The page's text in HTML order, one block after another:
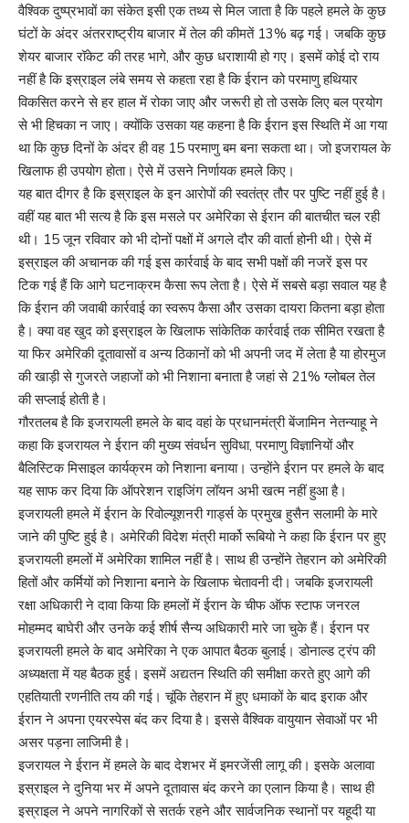
वैश्विक दुष्प्रभावों का संकेत इसी एक तथ्य से मिल जाता है कि पहले हमले के कुछ
घंटों के अंदर अंतरराष्ट्रीय बाजार में तेल की कीमतें 13% बढ़ गई। जबकि कुछ
शेयर बाजार रॉकेट की तरह भागे, और कुछ धराशायी हो गए। इसमें कोई दो राय
नहीं है कि इस्राइल लंबे समय से कहता रहा है कि ईरान को परमाणु हथियार
विकसित करने से हर हाल में रोका जाए और जरूरी हो तो उसके लिए बल प्रयोग
से भी हिचका न जाए। क्योंकि उसका यह कहना है कि ईरान इस स्थिति में आ गया
था कि कुछ दिनों के अंदर ही वह 15 परमाणु बम बना सकता था। जो इजरायल के
खिलाफ ही उपयोग होता। ऐसे में उसने निर्णायक हमले किए।
यह बात दीगर है कि इस्राइल के इन आरोपों की स्वतंत्र तौर पर पुष्टि नहीं हुई है।
वहीं यह बात भी सत्य है कि इस मसले पर अमेरिका से ईरान की बातचीत चल रही
थी। 15 जून रविवार को भी दोनों पक्षों में अगले दौर की वार्ता होनी थी। ऐसे में
इस्राइल की अचानक की गई इस कार्रवाई के बाद सभी पक्षों की नजरें इस पर
टिक गई हैं कि आगे घटनाक्रम कैसा रूप लेता है। ऐसे में सबसे बड़ा सवाल यह है
कि ईरान की जवाबी कार्रवाई का स्वरूप कैसा और उसका दायरा कितना बड़ा होता
है। क्या वह खुद को इस्राइल के खिलाफ सांकेतिक कार्रवाई तक सीमित रखता है
या फिर अमेरिकी दूतावासों व अन्य ठिकानों को भी अपनी जद में लेता है या होरमुज
की खाड़ी से गुजरते जहाजों को भी निशाना बनाता है जहां से 21% ग्लोबल तेल
की सप्लाई होती है।
गौरतलब है कि इजरायली हमले के बाद वहां के प्रधानमंत्री बेंजामिन नेतन्याहू ने
कहा कि इजरायल ने ईरान की मुख्य संवर्धन सुविधा, परमाणु विज्ञानियों और
बैलिस्टिक मिसाइल कार्यक्रम को निशाना बनाया। उन्होंने ईरान पर हमले के बाद
यह साफ कर दिया कि ऑपरेशन राइजिंग लॉयन अभी खत्म नहीं हुआ है।
इजरायली हमले में ईरान के रिवोल्यूशनरी गार्ड्स के प्रमुख हुसैन सलामी के मारे
जाने की पुष्टि हुई है। अमेरिकी विदेश मंत्री मार्को रूबियो ने कहा कि ईरान पर हुए
इजरायली हमलों में अमेरिका शामिल नहीं है। साथ ही उन्होंने तेहरान को अमेरिकी
हितों और कर्मियों को निशाना बनाने के खिलाफ चेतावनी दी। जबकि इजरायली
रक्षा अधिकारी ने दावा किया कि हमलों में ईरान के चीफ ऑफ स्टाफ जनरल
मोहम्मद बाघेरी और उनके कई शीर्ष सैन्य अधिकारी मारे जा चुके हैं। ईरान पर
इजरायली हमले के बाद अमेरिका ने एक आपात बैठक बुलाई। डोनाल्ड ट्रंप की
अध्यक्षता में यह बैठक हुई। इसमें अद्यतन स्थिति की समीक्षा करते हुए आगे की
एहतियाती रणनीति तय की गई। चूंकि तेहरान में हुए धमाकों के बाद इराक और
ईरान ने अपना एयरस्पेस बंद कर दिया है। इससे वैश्विक वायुयान सेवाओं पर भी
असर पड़ना लाजिमी है।
इजरायल ने ईरान में हमले के बाद देशभर में इमरजेंसी लागू की। इसके अलावा
इस्राइल ने दुनिया भर में अपने दूतावास बंद करने का एलान किया है। साथ ही
इस्राइल ने अपने नागरिकों से सतर्क रहने और सार्वजनिक स्थानों पर यहूदी या